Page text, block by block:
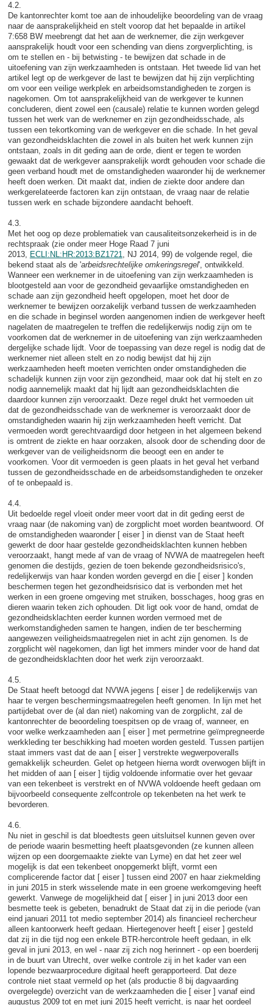
4.2.
De kantonrechter komt toe aan de inhoudelijke beoordeling van de vraag
naar de aansprakelijkheid en stelt voorop dat het bepaalde in artikel
7:658 BW meebrengt dat het aan de werknemer, die zijn werkgever
aansprakelijk houdt voor een schending van diens zorgverplichting, is
om te stellen en - bij betwisting - te bewijzen dat schade in de
uitoefening van zijn werkzaamheden is ontstaan. Het tweede lid van het
artikel legt op de werkgever de last te bewijzen dat hij zijn verplichting
om voor een veilige werkplek en arbeidsomstandigheden te zorgen is
nagekomen. Om tot aansprakelijkheid van de werkgever te kunnen
concluderen, dient zowel een (causale) relatie te kunnen worden gelegd
tussen het werk van de werknemer en zijn gezondheidsschade, als
tussen een tekortkoming van de werkgever en die schade. In het geval
van gezondheidsklachten die zowel in als buiten het werk kunnen zijn
ontstaan, zoals in dit geding aan de orde, dient er tegen te worden
gewaakt dat de werkgever aansprakelijk wordt gehouden voor schade die
geen verband houdt met de omstandigheden waaronder hij de werknemer
heeft doen werken. Dit maakt dat, indien de ziekte door andere dan
werkgerelateerde factoren kan zijn ontstaan, de vraag naar de relatie
tussen werk en schade bijzondere aandacht behoeft.
4.3.
Met het oog op deze problematiek van causaliteitsonzekerheid is in de
rechtspraak (zie onder meer Hoge Raad 7 juni
2013, ECLI:NL:HR:2013:BZ1721, NJ 2014, 99) de volgende regel, die
bekend staat als de 'arbeidsrechtelijke omkeringsregel', ontwikkeld.
Wanneer een werknemer in de uitoefening van zijn werkzaamheden is
blootgesteld aan voor de gezondheid gevaarlijke omstandigheden en
schade aan zijn gezondheid heeft opgelopen, moet het door de
werknemer te bewijzen oorzakelijk verband tussen de werkzaamheden
en die schade in beginsel worden aangenomen indien de werkgever heeft
nagelaten de maatregelen te treffen die redelijkerwijs nodig zijn om te
voorkomen dat de werknemer in de uitoefening van zijn werkzaamheden
dergelijke schade lijdt. Voor de toepassing van deze regel is nodig dat de
werknemer niet alleen stelt en zo nodig bewijst dat hij zijn
werkzaamheden heeft moeten verrichten onder omstandigheden die
schadelijk kunnen zijn voor zijn gezondheid, maar ook dat hij stelt en zo
nodig aannemelijk maakt dat hij lijdt aan gezondheidsklachten die
daardoor kunnen zijn veroorzaakt. Deze regel drukt het vermoeden uit
dat de gezondheidsschade van de werknemer is veroorzaakt door de
omstandigheden waarin hij zijn werkzaamheden heeft verricht. Dat
vermoeden wordt gerechtvaardigd door hetgeen in het algemeen bekend
is omtrent de ziekte en haar oorzaken, alsook door de schending door de
werkgever van de veiligheidsnorm die beoogt een en ander te
voorkomen. Voor dit vermoeden is geen plaats in het geval het verband
tussen de gezondheidsschade en de arbeidsomstandigheden te onzeker
of te onbepaald is.
4.4.
Uit bedoelde regel vloeit onder meer voort dat in dit geding eerst de
vraag naar (de nakoming van) de zorgplicht moet worden beantwoord. Of
de omstandigheden waaronder [ eiser ] in dienst van de Staat heeft
gewerkt de door haar gestelde gezondheidsklachten kunnen hebben
veroorzaakt, hangt mede af van de vraag of NVWA de maatregelen heeft
genomen die destijds, gezien de toen bekende gezondheidsrisico's,
redelijkerwijs van haar konden worden gevergd en die [ eiser ] konden
beschermen tegen het gezondheidsrisico dat is verbonden met het
werken in een groene omgeving met struiken, bosschages, hoog gras en
dieren waarin teken zich ophouden. Dit ligt ook voor de hand, omdat de
gezondheidsklachten eerder kunnen worden vermoed met de
werkomstandigheden samen te hangen, indien de ter bescherming
aangewezen veiligheidsmaatregelen niet in acht zijn genomen. Is de
zorgplicht wèl nagekomen, dan ligt het immers minder voor de hand dat
de gezondheidsklachten door het werk zijn veroorzaakt.
4.5.
De Staat heeft betoogd dat NVWA jegens [ eiser ] de redelijkerwijs van
haar te vergen beschermingsmaatregelen heeft genomen. In lijn met het
partijdebat over de (al dan niet) nakoming van de zorgplicht, zal de
kantonrechter de beoordeling toespitsen op de vraag of, wanneer, en
voor welke werkzaamheden aan [ eiser ] met permetrine geïmpregneerde
werkkleding ter beschikking had moeten worden gesteld. Tussen partijen
staat immers vast dat de aan [ eiser ] verstrekte wegwerpoveralls
gemakkelijk scheurden. Gelet op hetgeen hierna wordt overwogen blijft in
het midden of aan [ eiser ] tijdig voldoende informatie over het gevaar
van een tekenbeet is verstrekt en of NVWA voldoende heeft gedaan om
bijvoorbeeld consequente zelfcontrole op tekenbeten na het werk te
bevorderen.
4.6.
Nu niet in geschil is dat bloedtests geen uitsluitsel kunnen geven over
de periode waarin besmetting heeft plaatsgevonden (ze kunnen alleen
wijzen op een doorgemaakte ziekte van Lyme) en dat het zeer wel
mogelijk is dat een tekenbeet onopgemerkt blijft, vormt een
complicerende factor dat [ eiser ] tussen eind 2007 en haar ziekmelding
in juni 2015 in sterk wisselende mate in een groene werkomgeving heeft
gewerkt. Vanwege de mogelijkheid dat [ eiser ] in juni 2013 door een
besmette teek is gebeten, benadrukt de Staat dat zij in die periode (van
eind januari 2011 tot medio september 2014) als financieel rechercheur
alleen kantoorwerk heeft gedaan. Hiertegenover heeft [ eiser ] gesteld
dat zij in die tijd nog een enkele BTR-hercontrole heeft gedaan, in elk
geval in juni 2013, en wel - naar zij zich nog herinnert - op een boerderij
in de buurt van Utrecht, over welke controle zij in het kader van een
lopende bezwaarprocedure digitaal heeft gerapporteerd. Dat deze
controle niet staat vermeld op het (als productie 8 bij dagvaarding
overgelegde) overzicht van de werkzaamheden die [ eiser ] vanaf eind
augustus 2009 tot en met juni 2015 heeft verricht, is naar het oordeel